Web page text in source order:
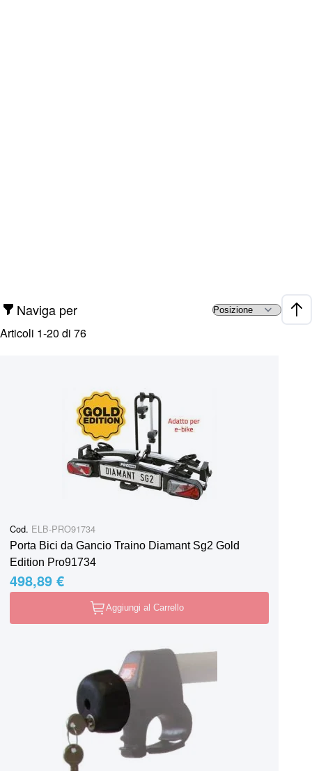
Naviga per
Articoli 1-20 di 76
Cod. ELB-PRO91734
Porta Bici da Gancio Traino Diamant Sg2 Gold
Edition Pro91734
498,89 €
Aggiungi al Carrello